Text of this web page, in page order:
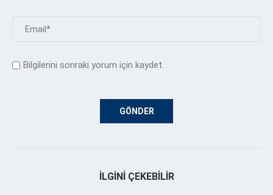
Bilgilerini sonraki yorum için kaydet.
İLGINI ÇEKEBILIR